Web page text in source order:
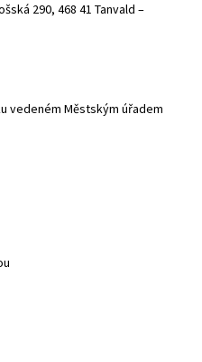
290, 468 41 Tanvald –
vedeném Městským úřadem